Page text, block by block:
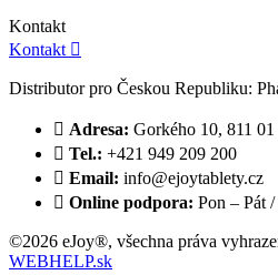
Kontakt
Kontakt 
Distributor pro Českou Republiku:
 Adresa: Gorkého 10, 811
 Tel.: +421 949 209 200
 Email: info@ejoytablety.cz
 Online podpora: Pon – Pát
©2026 eJoy®, všechna práva
WEBHELP.sk